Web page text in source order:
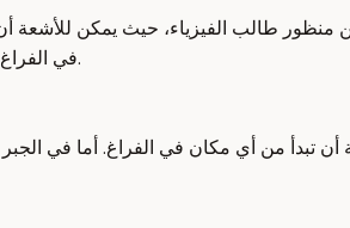
في الفراغ. إن هذا يختلف قليلاً عن منظور طالب الفيزياء، حيث يمكن للأشعة أن تبدأ من أي مكان في الفراغ.
تبدأ من أي مكان في الفراغ. أما في